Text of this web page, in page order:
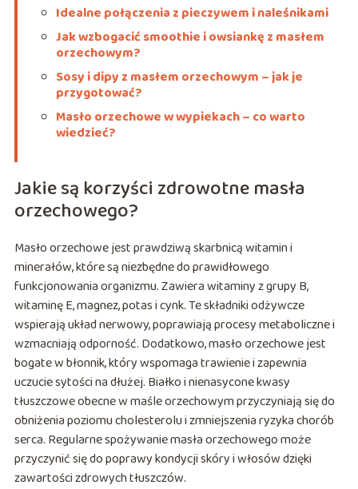
Idealne połączenia z pieczywem i naleśnikami
Jak wzbogacić smoothie i owsiankę z masłem
orzechowym?
Sosy i dipy z masłem orzechowym – jak je
przygotować?
Masło orzechowe w wypiekach – co warto
wiedzieć?
Jakie są korzyści zdrowotne masła
orzechowego?
Masło orzechowe jest prawdziwą skarbnicą witamin i
minerałów, które są niezbędne do prawidłowego
funkcjonowania organizmu. Zawiera witaminy z grupy B,
witaminę E, magnez, potas i cynk. Te składniki odżywcze
wspierają układ nerwowy, poprawiają procesy metaboliczne i
wzmacniają odporność. Dodatkowo, masło orzechowe jest
bogate w błonnik, który wspomaga trawienie i zapewnia
uczucie sytości na dłużej. Białko i nienasycone kwasy
tłuszczowe obecne w maśle orzechowym przyczyniają się do
obniżenia poziomu cholesterolu i zmniejszenia ryzyka chorób
serca. Regularne spożywanie masła orzechowego może
przyczynić się do poprawy kondycji skóry i włosów dzięki
zawartości zdrowych tłuszczów.